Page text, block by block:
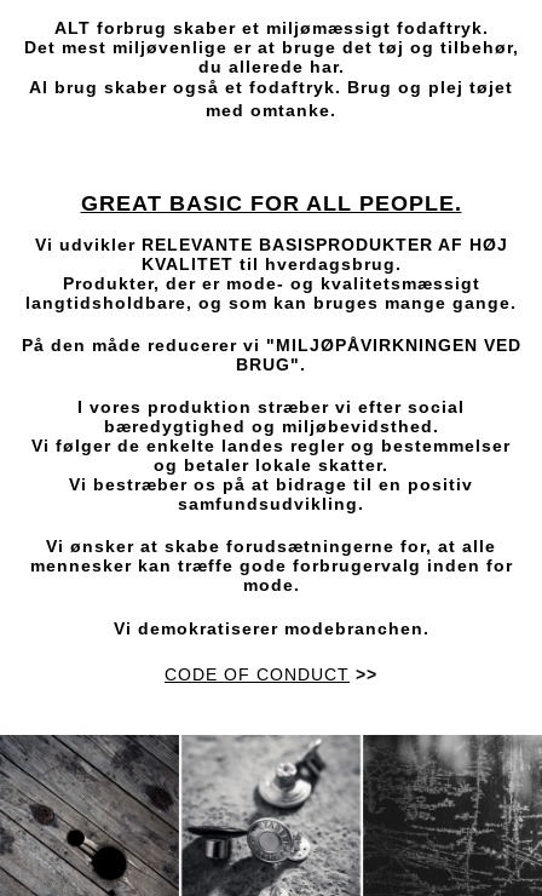
ALT forbrug skaber et miljømæssigt fodaftryk.
Det mest miljøvenlige er at bruge det tøj og tilbehør,
du allerede har.
Al brug skaber også et fodaftryk. Brug og plej tøjet
med omtanke.
GREAT BASIC FOR ALL PEOPLE.
Vi udvikler RELEVANTE BASISPRODUKTER AF HØJ
KVALITET til hverdagsbrug.
Produkter, der er mode- og kvalitetsmæssigt
langtidsholdbare, og som kan bruges mange gange.
På den måde reducerer vi "MILJØPÅVIRKNINGEN VED
BRUG".
I vores produktion stræber vi efter social
bæredygtighed og miljøbevidsthed.
Vi følger de enkelte landes regler og bestemmelser
og betaler lokale skatter.
Vi bestræber os på at bidrage til en positiv
samfundsudvikling.
Vi ønsker at skabe forudsætningerne for, at alle
mennesker kan træffe gode forbrugervalg inden for
mode.
Vi demokratiserer modebranchen.
CODE OF CONDUCT >>